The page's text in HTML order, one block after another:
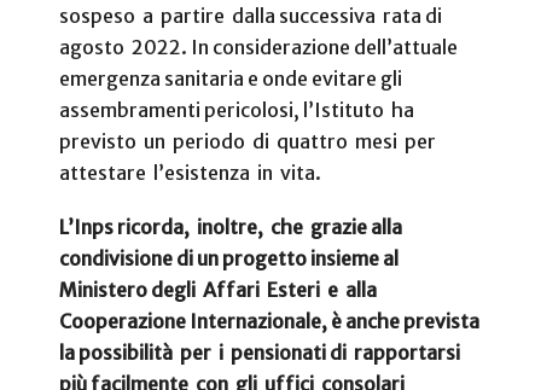
sospeso a partire dalla successiva rata di
agosto 2022. In considerazione dell’attuale
emergenza sanitaria e onde evitare gli
assembramenti pericolosi, l’Istituto ha
previsto un periodo di quattro mesi per
attestare l’esistenza in vita.
L’Inps ricorda, inoltre, che grazie alla
condivisione di un progetto insieme al
Ministero degli Affari Esteri e alla
Cooperazione Internazionale, è anche prevista
la possibilità per i pensionati di rapportarsi
più facilmente con gli uffici consolari